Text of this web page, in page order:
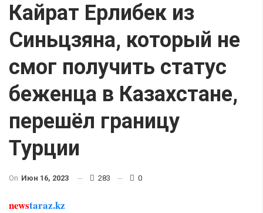
Кайрат Ерлибек из
Синьцзяна, который не
смог получить статус
беженца в Казахстане,
перешёл границу
Турции
On Июн 16, 2023 283 0
newstaraz.kz